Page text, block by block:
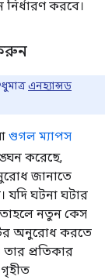
করবে।
এনহ্যান্সড
গুগল ম্যাপস
করেছে,
জানাতে
যদি ঘটনা ঘটার
নতুন কেস
অনুরোধ করতে
তার প্রতিকার